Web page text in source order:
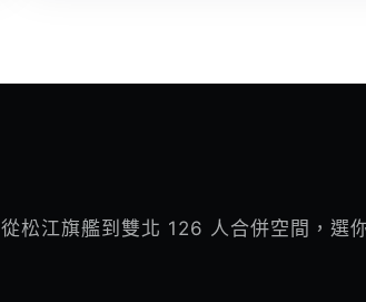
從松江旗艦到雙北 126 人合併空間，選